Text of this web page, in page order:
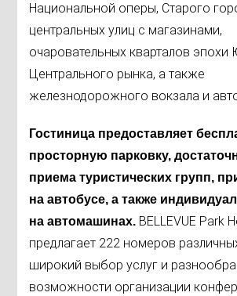
Национальной оперы, Старого
центральных улиц с магазинами,
очаровательных кварталов эпохи
Центрального рынка, а также
железнодорожного вокзала и
Гостиница предоставляет
просторную парковку,
приема туристических групп,
на автобусе, а также
на автомашинах. BELLEVUE Park
предлагает 222 номеров
широкий выбор услуг и
возможности организации